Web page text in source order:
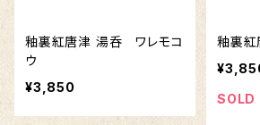
釉裏紅唐津 湯呑 ワレモコ
ウ
¥3,850
釉裏
SOLD